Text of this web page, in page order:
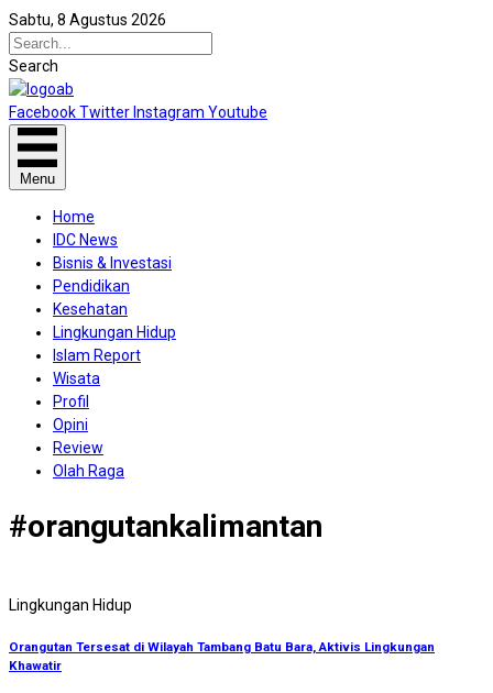
Sabtu, 8 Agustus 2026
Search
FacebookTwitter Instagram Youtube
Menu
Home
IDC News
Bisnis & Investasi
Pendidikan
Kesehatan
Lingkungan Hidup
Islam Report
Wisata
Profil
Opini
Review
Olah Raga
#orangutankalimantan
Lingkungan Hidup
Orangutan Tersesat di Wilayah Tambang Batu Bara, Aktivis Lingkungan
Khawatir